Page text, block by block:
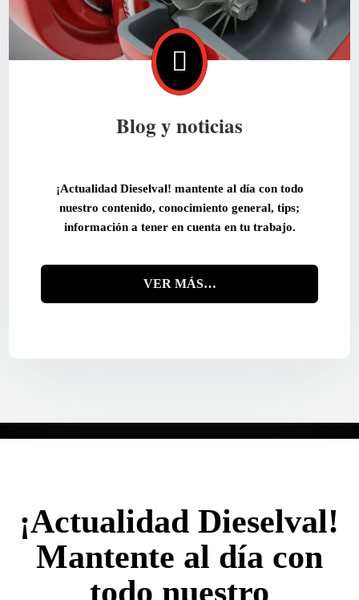

Blog y noticias
¡Actualidad Dieselval! mantente al día con todo
nuestro contenido, conocimiento general, tips;
información a tener en cuenta en tu trabajo.
VER MÁS…
¡Actualidad Dieselval!
Mantente al día con
todo nuestro